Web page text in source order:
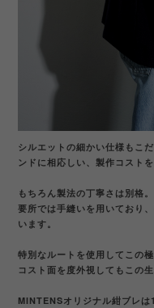
シルエットの細かい仕様もこ
ンドに相応しい、製作コスト
もちろん製法の丁寧さは別格。
要所では手縫いを用いており
います。
特別なルートを使用してこの極
コスト面を度外視してもこの
MINTENSオリジナル紺ブレ